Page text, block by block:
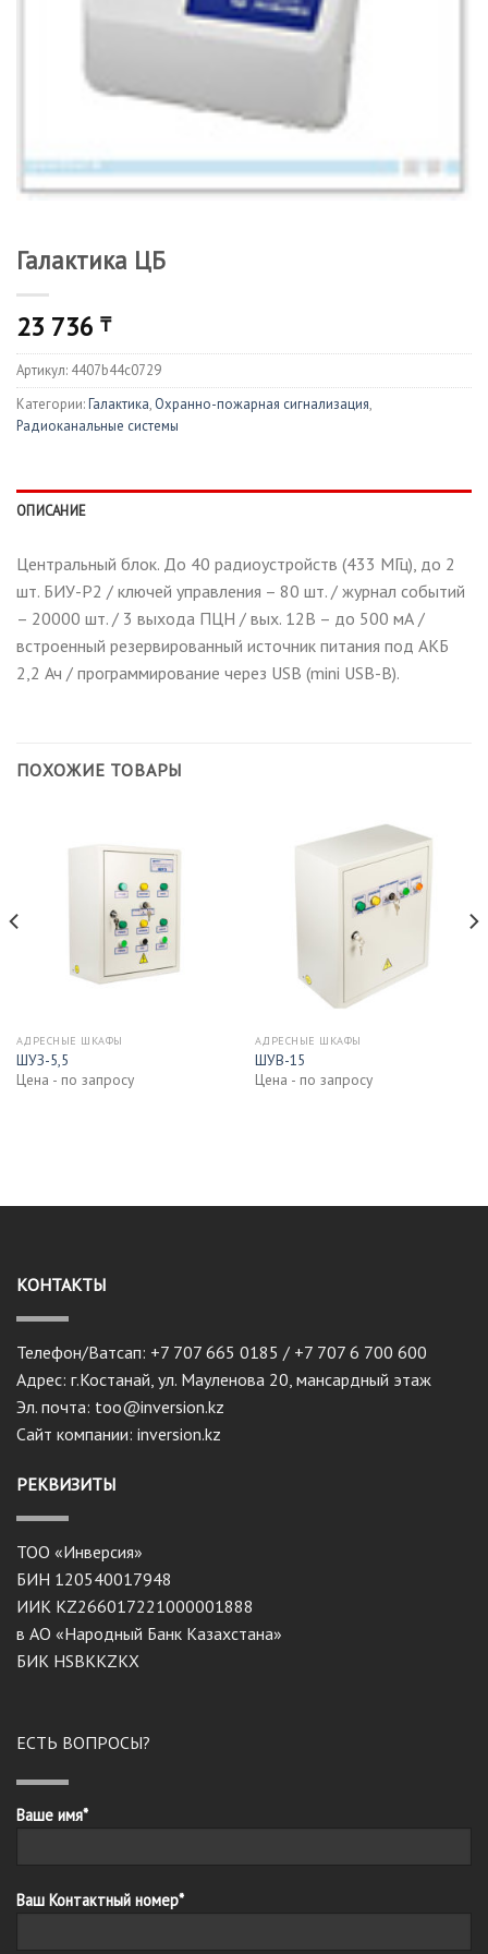
Галактика ЦБ
23 736 ₸
Артикул: 4407b44c0729
Категории:Галактика, Охранно-пожарная сигнализация,
Радиоканальные системы
ОПИСАНИЕ
Центральный блок. До 40 радиоустройств (433 МГц), до 2
шт. БИУ-Р2 / ключей управления – 80 шт. / журнал событий
– 20000 шт. / 3 выхода ПЦН / вых. 12В – до 500 мА /
встроенный резервированный источник питания под АКБ
2,2 Ач / программирование через USB (mini USB-B).
ПОХОЖИЕ ТОВАРЫ
АДРЕСНЫЕ ШКАФЫ
ШУЗ-5,5
Цена - по запросу
АДРЕСНЫЕ ШКАФЫ
ШУВ-15
Цена - по запросу
КОНТАКТЫ
Телефон/Ватсап: +7 707 665 0185 / +7 707 6 700 600
Адрес: г.Костанай, ул. Мауленова 20, мансардный этаж
Эл. почта: too@inversion.kz
Сайт компании: inversion.kz
РЕКВИЗИТЫ
ТОО «Инверсия»
БИН 120540017948
ИИК KZ266017221000001888
в АО «Народный Банк Казахстана»
БИК HSBKKZKX
ЕСТЬ ВОПРОСЫ?
Ваше имя*
Ваш Контактный номер*